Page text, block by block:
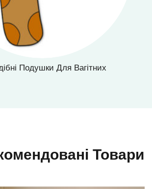
Подушки Для Вагітних
Товари